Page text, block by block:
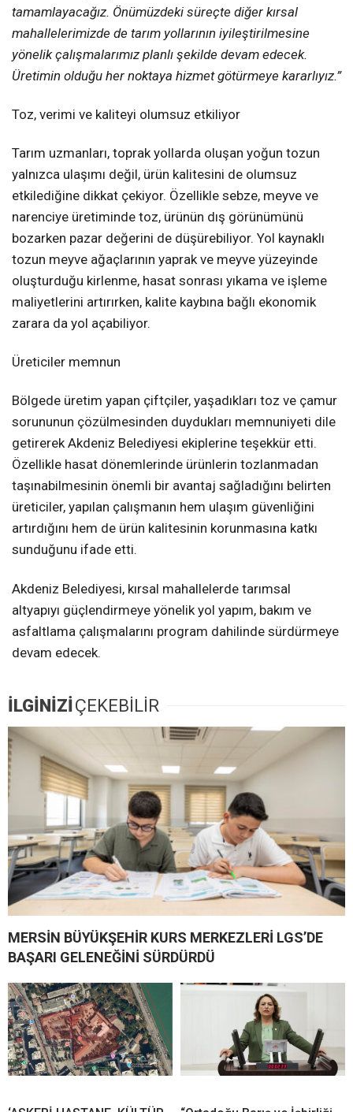
tamamlayacağız. Önümüzdeki süreçte diğer kırsal
mahallelerimizde de tarım yollarının iyileştirilmesine
yönelik çalışmalarımız planlı şekilde devam edecek.
Üretimin olduğu her noktaya hizmet götürmeye kararlıyız.”
Toz, verimi ve kaliteyi olumsuz etkiliyor
Tarım uzmanları, toprak yollarda oluşan yoğun tozun
yalnızca ulaşımı değil, ürün kalitesini de olumsuz
etkilediğine dikkat çekiyor. Özellikle sebze, meyve ve
narenciye üretiminde toz, ürünün dış görünümünü
bozarken pazar değerini de düşürebiliyor. Yol kaynaklı
tozun meyve ağaçlarının yaprak ve meyve yüzeyinde
oluşturduğu kirlenme, hasat sonrası yıkama ve işleme
maliyetlerini artırırken, kalite kaybına bağlı ekonomik
zarara da yol açabiliyor.
Üreticiler memnun
Bölgede üretim yapan çiftçiler, yaşadıkları toz ve çamur
sorununun çözülmesinden duydukları memnuniyeti dile
getirerek Akdeniz Belediyesi ekiplerine teşekkür etti.
Özellikle hasat dönemlerinde ürünlerin tozlanmadan
taşınabilmesinin önemli bir avantaj sağladığını belirten
üreticiler, yapılan çalışmanın hem ulaşım güvenliğini
artırdığını hem de ürün kalitesinin korunmasına katkı
sunduğunu ifade etti.
Akdeniz Belediyesi, kırsal mahallelerde tarımsal
altyapıyı güçlendirmeye yönelik yol yapım, bakım ve
asfaltlama çalışmalarını program dahilinde sürdürmeye
devam edecek.
İLGİNİZİÇEKEBİLİR
MERSİN BÜYÜKŞEHİR KURS MERKEZLERİ LGS’DE
BAŞARI GELENEĞİNİ SÜRDÜRDÜ